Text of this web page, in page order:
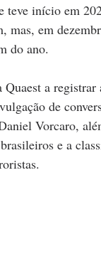
teve início em
mas, em
do ano.
a registrar
de
Vorcaro,
e a